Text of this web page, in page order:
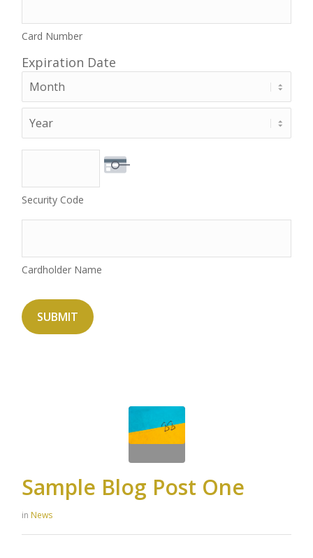
American
Express,
Discover,
MasterCard,
Visa
Card Number
Expiration Date
Month
Year
Security Code
Cardholder Name
Sample Blog Post One
in News